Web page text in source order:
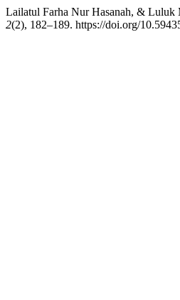
Lailatul Farha Nur Hasanah, & Luluk
2(2), 182–189. https://doi.org/